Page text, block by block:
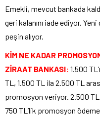
Emekli, mevcut bankada
geri kalanını iade ediyor.
peşin alıyor.
KİM NE KADAR
ZİRAAT BANKASI: 1.500
TL, 1.500 TL ila 2.500 TL
promosyon veriyor. 2.500 TL
750 TL’lik promosyon